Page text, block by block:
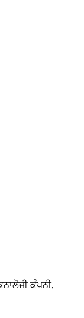
ਕੰਪਨੀ,